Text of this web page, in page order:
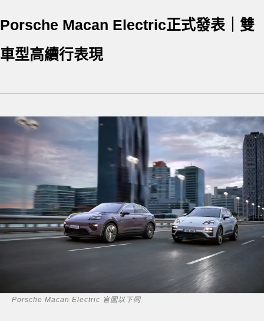
Porsche Macan Electric正式發表｜雙
車型高續行表現
Porsche Macan Electric 官圖以下同